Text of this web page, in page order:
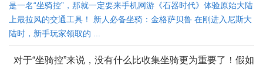
是一名“坐骑控”，那就一定要来手机网游《石器时代》体验原始大陆
上最拉风的交通工具！ 新人必备坐骑：金格萨贝鲁 在刚进入尼斯大
陆时，新手玩家领取的 ...
对于“坐骑控”来说，没有什么比收集坐骑更为重要了！假如